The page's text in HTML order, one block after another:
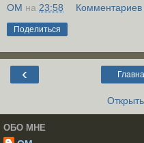
OM на 23:58 Комментариев
Поделиться
‹
ОБО МНЕ